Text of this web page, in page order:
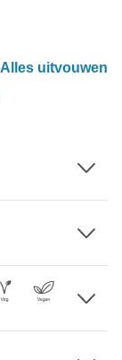
Alles uitvouwen